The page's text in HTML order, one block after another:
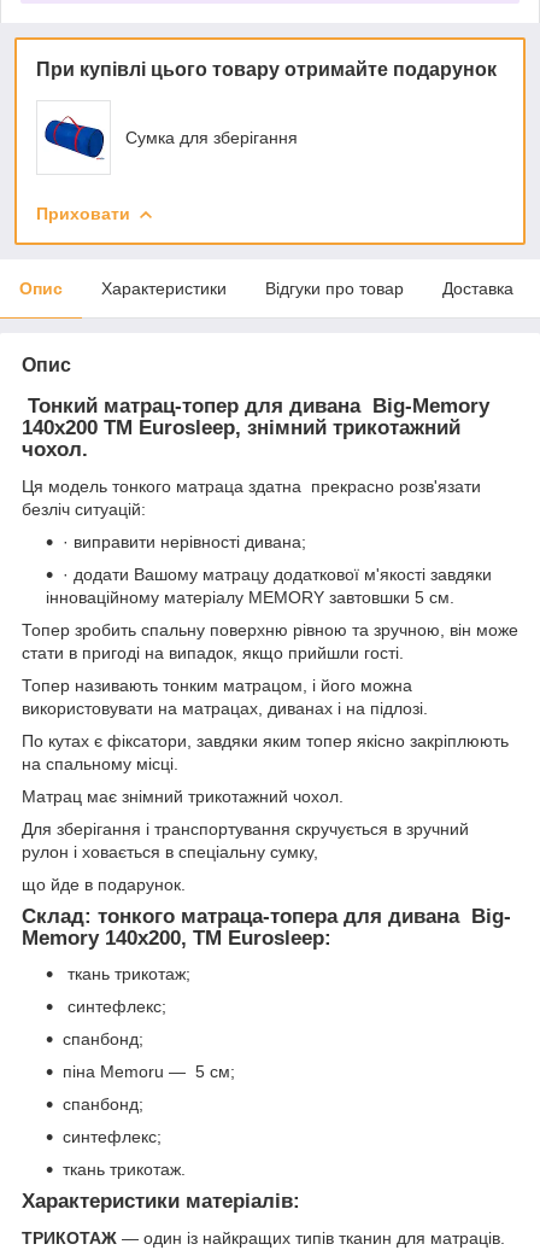
При купівлі цього товару отримайте подарунок
Сумка для зберігання
Приховати
Опис Характеристики Відгуки про товар Доставка
Опис
Тонкий матрац-топер для дивана Big-Memory
140х200 ТМ Eurosleep, знімний трикотажний
чохол.
Ця модель тонкого матраца здатна прекрасно розв'язати
безліч ситуацій:
· виправити нерівності дивана;
· додати Вашому матрацу додаткової м'якості завдяки
інноваційному матеріалу MEMORY завтовшки 5 см.
Топер зробить спальну поверхню рівною та зручною, він може
стати в пригоді на випадок, якщо прийшли гості.
Топер називають тонким матрацом, і його можна
використовувати на матрацах, диванах і на підлозі.
По кутах є фіксатори, завдяки яким топер якісно закріплюють
на спальному місці.
Матрац має знімний трикотажний чохол.
Для зберігання і транспортування скручується в зручний
рулон і ховається в спеціальну сумку,
що йде в подарунок.
Склад: тонкого матраца-топера для дивана Big-
Memory 140х200, ТМ Eurosleep:
ткань трикотаж;
синтефлекc;
спанбонд;
піна Memoru — 5 см;
спанбонд;
синтефлекс;
ткань трикотаж.
Характеристики матеріалів:
ТРИКОТАЖ — один із найкращих типів тканин для матраців.